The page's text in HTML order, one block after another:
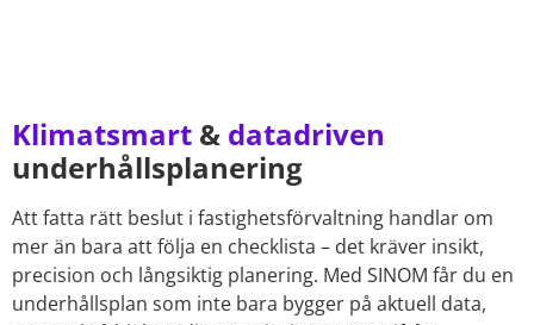
Klimatsmart & datadriven
underhållsplanering
Att fatta rätt beslut i fastighetsförvaltning handlar om
mer än bara att följa en checklista – det kräver insikt,
precision och långsiktig planering. Med SINOM får du en
underhållsplan som inte bara bygger på aktuell data,